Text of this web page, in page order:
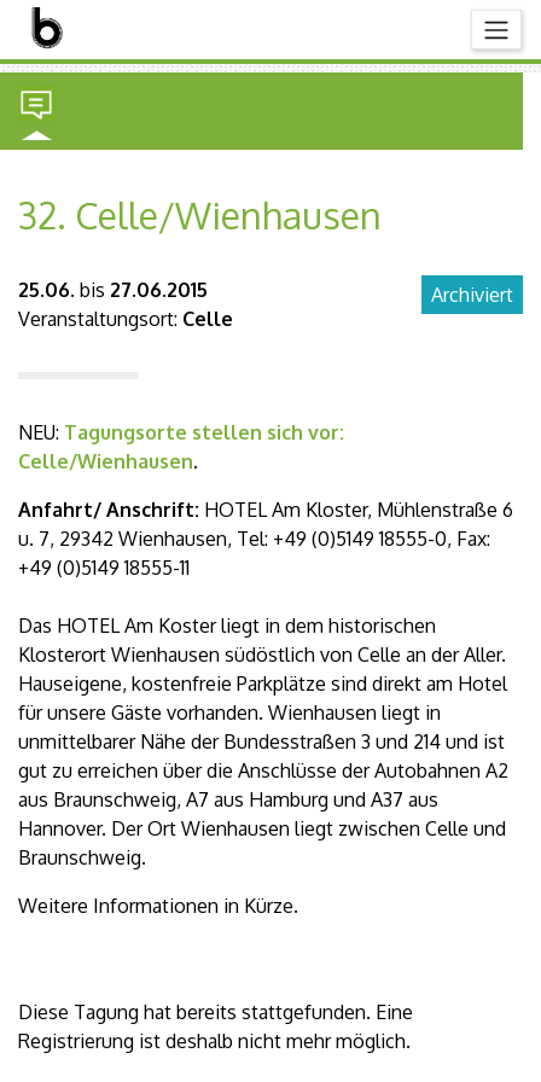
32. Celle/Wienhausen
Archiviert
25.06. bis 27.06.2015
Veranstaltungsort: Celle
NEU: Tagungsorte stellen sich vor:
Celle/Wienhausen.
Anfahrt/ Anschrift: HOTEL Am Kloster, Mühlenstraße 6
u. 7, 29342 Wienhausen, Tel: +49 (0)5149 18555-0, Fax:
+49 (0)5149 18555-11
Das HOTEL Am Koster liegt in dem historischen
Klosterort Wienhausen südöstlich von Celle an der Aller.
Hauseigene, kostenfreie Parkplätze sind direkt am Hotel
für unsere Gäste vorhanden. Wienhausen liegt in
unmittelbarer Nähe der Bundesstraßen 3 und 214 und ist
gut zu erreichen über die Anschlüsse der Autobahnen A2
aus Braunschweig, A7 aus Hamburg und A37 aus
Hannover. Der Ort Wienhausen liegt zwischen Celle und
Braunschweig.
Weitere Informationen in Kürze.
Diese Tagung hat bereits stattgefunden. Eine
Registrierung ist deshalb nicht mehr möglich.